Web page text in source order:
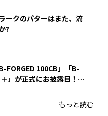
ークのパターはまた、流
?
FORGED 100CB」「B-
＋」が正式にお披露目！
もっと読む